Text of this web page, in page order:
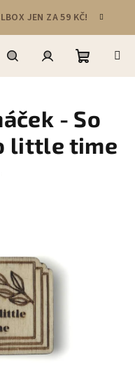
JEN ZA 59 KČ!
HledatPřihlášeníNákupní
košík
- So
little time